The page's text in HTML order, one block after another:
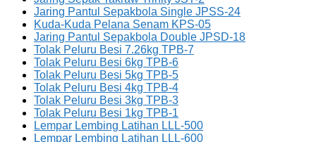
Jaring Pantul Sepakbola Single JPSS-24
Kuda-Kuda Pelana Senam KPS-05
Jaring Pantul Sepakbola Double JPSD-18
Tolak Peluru Besi 7.26kg TPB-7
Tolak Peluru Besi 6kg TPB-6
Tolak Peluru Besi 5kg TPB-5
Tolak Peluru Besi 4kg TPB-4
Tolak Peluru Besi 3kg TPB-3
Tolak Peluru Besi 1kg TPB-1
Lempar Lembing Latihan LLL-500
Lempar Lembing Latihan LLL-600